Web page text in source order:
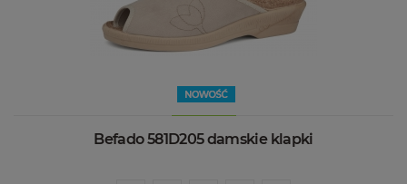
Befado 581D205 damskie klapki